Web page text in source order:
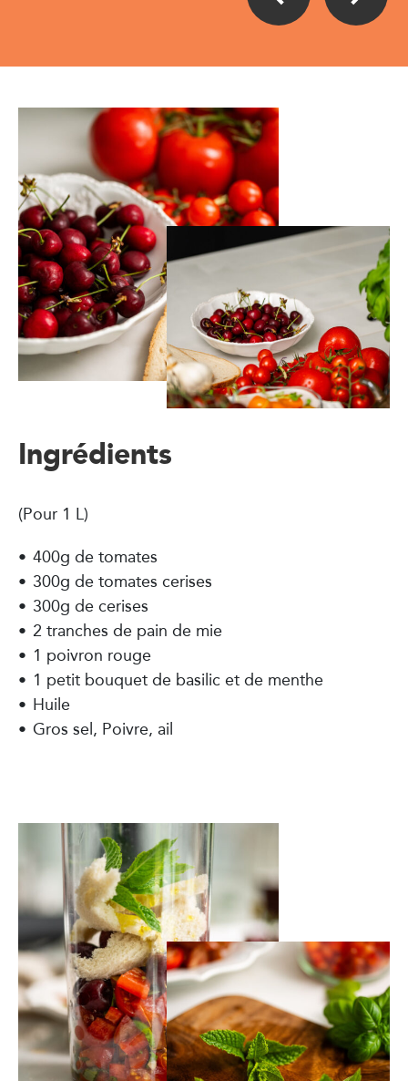
Ingrédients
(Pour 1 L)
400g de tomates
300g de tomates cerises
300g de cerises
2 tranches de pain de mie
1 poivron rouge
1 petit bouquet de basilic et de menthe
Huile
Gros sel, Poivre, ail